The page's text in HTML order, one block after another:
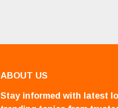
ABOUT US
Stay informed with latest